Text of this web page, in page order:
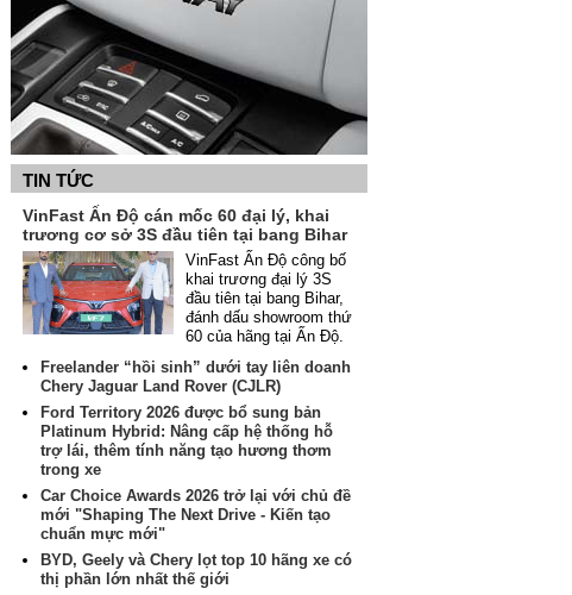
TIN TỨC
VinFast Ấn Độ cán mốc 60 đại lý, khai
trương cơ sở 3S đầu tiên tại bang Bihar
VinFast Ấn Độ công bố
khai trương đại lý 3S
đầu tiên tại bang Bihar,
đánh dấu showroom thứ
60 của hãng tại Ấn Độ.
Freelander “hồi sinh” dưới tay liên doanh
Chery Jaguar Land Rover (CJLR)
Ford Territory 2026 được bổ sung bản
Platinum Hybrid: Nâng cấp hệ thống hỗ
trợ lái, thêm tính năng tạo hương thơm
trong xe
Car Choice Awards 2026 trở lại với chủ đề
mới "Shaping The Next Drive - Kiến tạo
chuẩn mực mới"
BYD, Geely và Chery lọt top 10 hãng xe có
thị phần lớn nhất thế giới